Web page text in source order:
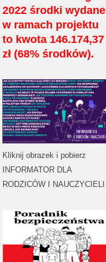
2022 środki wydane
w ramach projektu
to kwota 146.174,37
zł (68% środków).
Kliknij obrazek i pobierz
INFORMATOR DLA
RODZICÓW I NAUCZYCIELI